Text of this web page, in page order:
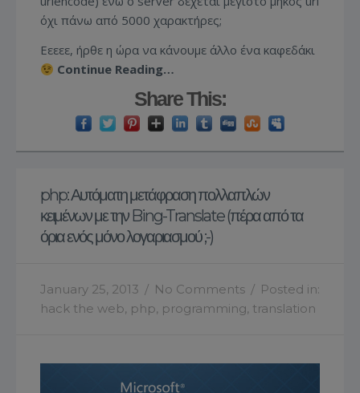
όχι πάνω από 5000 χαρακτήρες;
Εεεεε, ήρθε η ώρα να κάνουμε άλλο ένα καφεδάκι
Continue Reading…
Share This:
php: Αυτόματη μετάφραση πολλαπλών
κειμένων με την Bing-Translate (πέρα από τα
όρια ενός μόνο λογαριασμού ;-)
January 25, 2013 / No Comments / Posted in:
hack the web, php, programming, translation